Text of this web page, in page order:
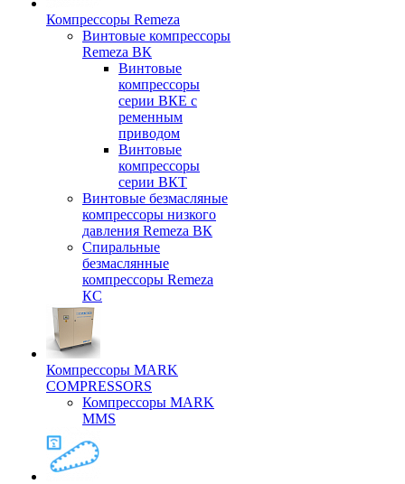
Компрессоры Remeza
Винтовые компрессоры
Remeza ВК
Винтовые
компрессоры
серии ВКЕ с
ременным
приводом
Винтовые
компрессоры
серии ВКТ
Винтовые безмасляные
компрессоры низкого
давления Remeza ВК
Спиральные
безмаслянные
компрессоры Remeza
КС
Компрессоры MARK
COMPRESSORS
Компрессоры MARK
MMS